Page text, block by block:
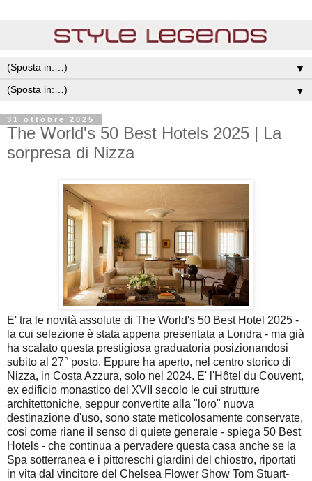
▼
▼
31 ottobre 2025
The World's 50 Best Hotels 2025 | La
sorpresa di Nizza
E' tra le novità assolute di The World's 50 Best Hotel 2025 -
la cui selezione è stata appena presentata a Londra - ma già
ha scalato questa prestigiosa graduatoria posizionandosi
subito al 27° posto. Eppure ha aperto, nel centro storico di
Nizza, in Costa Azzura, solo nel 2024. E' l'Hôtel du Couvent,
ex edificio monastico del XVII secolo le cui strutture
architettoniche, seppur convertite alla "loro" nuova
destinazione d'uso, sono state meticolosamente conservate,
così come riane il senso di quiete generale - spiega 50 Best
Hotels - che continua a pervadere questa casa anche se la
Spa sotterranea e i pittoreschi giardini del chiostro, riportati
in vita dal vincitore del Chelsea Flower Show Tom Stuart-